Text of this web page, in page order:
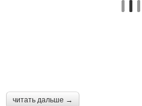
читать дальше →